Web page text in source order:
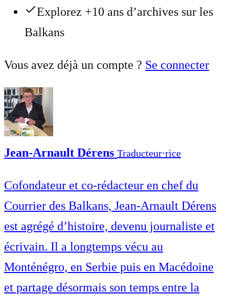
Explorez +10 ans d’archives sur les
Balkans
Vous avez déjà un compte ? Se connecter
Jean-Arnault Dérens Traducteur⋅rice
Cofondateur et co-rédacteur en chef du
Courrier des Balkans, Jean-Arnault Dérens
est agrégé d’histoire, devenu journaliste et
écrivain. Il a longtemps vécu au
Monténégro, en Serbie puis en Macédoine
et partage désormais son temps entre la